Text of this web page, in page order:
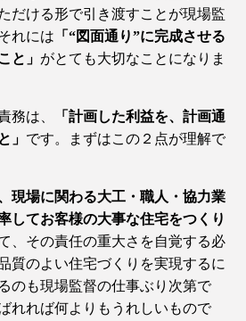
だける形で引き渡すことが現場監
れには 「“図面通り”に完成させる
と」 がとても大切なことになりま
務は、
「計画した利益を、計画通
」 です。まずはこの２点が理解で
現場に関わる大工・職人・協力業
してお客様の大事な住宅をつくり
、その責任の重大さを自覚する必
質のよい住宅づくりを実現するに
のも現場監督の仕事ぶり次第で
れれば何よりもうれしいもので